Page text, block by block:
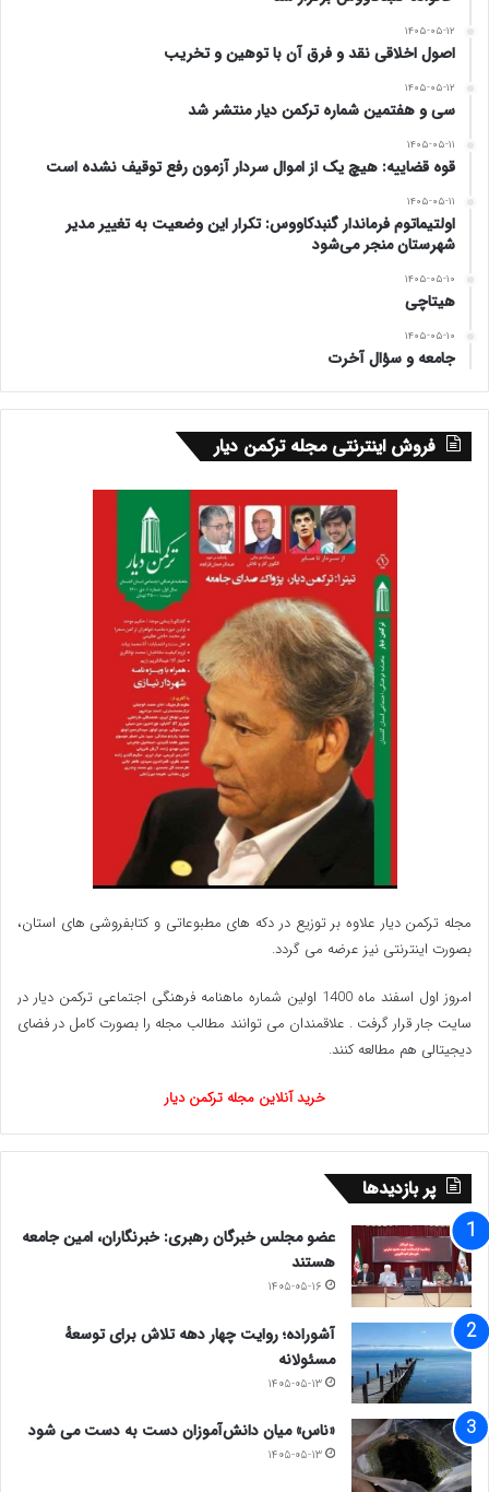
۱۴۰۵-۰۵-۱۲
اصول اخلاقی نقد و فرق آن با توهین و تخریب
۱۴۰۵-۰۵-۱۲
سی و هفتمین شماره ترکمن دیار منتشر شد
۱۴۰۵-۰۵-۱۱
قوه قضاییه: هیچ یک از اموال سردار آزمون رفع توقیف نشده است
۱۴۰۵-۰۵-۱۱
اولتیماتوم فرماندار گنبدکاووس: تکرار این وضعیت به تغییر مدیر
شهرستان منجر می‌شود
۱۴۰۵-۰۵-۱۰
هیتاچی
۱۴۰۵-۰۵-۱۰
جامعه و سؤال آخرت
فروش اینترنتی مجله ترکمن دیار
مجله ترکمن دیار علاوه بر توزیع در دکه های مطبوعاتی و کتابفروشی های استان،
بصورت اینترنتی نیز عرضه می گردد.‌
امروز اول اسفند ماه 1400 اولین شماره ماهنامه فرهنگی اجتماعی ترکمن دیار در
سایت جار قرار گرفت . علاقمندان می توانند مطالب مجله را بصورت کامل در فضای
دیجیتالی هم مطالعه کنند.
خرید آنلاین مجله ترکمن دیار
پر بازدیدها
عضو مجلس خبرگان رهبری: خبرنگاران، امین جامعه
هستند
۱۴۰۵-۰۵-۱۶
آشوراده؛ روایت چهار دهه تلاش برای توسعهٔ
مسئولانه
۱۴۰۵-۰۵-۱۳
«ناس» میان دانش‌آموزان دست به دست می شود
۱۴۰۵-۰۵-۱۳